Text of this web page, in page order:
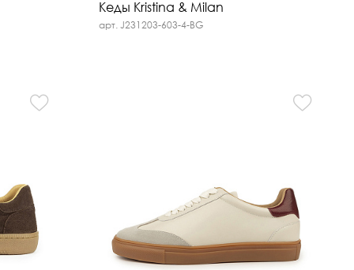
Кеды Kristina & Milan
арт. J231203-603-4-BG